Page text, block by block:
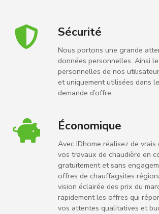
Sécurité
Nous portons une grande
données personnelles. Ainsi
personnelles de nos
et uniquement utilisées dans
demande d’offre.
Économique
Avec IDhome réalisez de
vos travaux de chaudière en
gratuitement et sans
offres de chauffagsites
vision éclairée des prix du
rapidement les offres qui
vos attentes qualitatives et